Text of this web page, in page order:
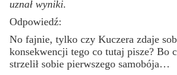
uznał wyniki.
Odpowiedź:
No fajnie, tylko czy Kuczera zdaje
konsekwencji tego co tutaj pisze? Bo
strzelił sobie pierwszego samobója…